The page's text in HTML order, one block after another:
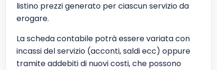
listino prezzi generato per ciascun servizio da
erogare.
La scheda contabile potrà essere variata con
incassi del servizio (acconti, saldi ecc) oppure
tramite addebiti di nuovi costi, che possono